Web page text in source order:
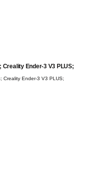
Creality Ender-3 V3 PLUS;
Creality Ender-3 V3 PLUS;